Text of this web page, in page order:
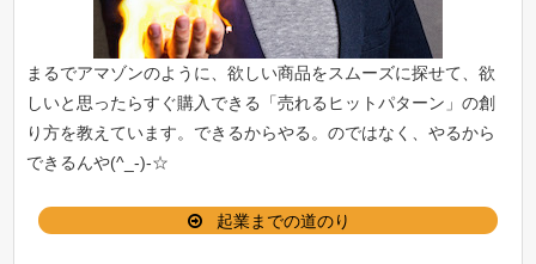
まるでアマゾンのように、欲しい商品をスムーズに探せて、欲
しいと思ったらすぐ購入できる「売れるヒットパターン 」の創
り方を教えています。できるからやる。のではなく、やるから
できるんや(^_-)-☆
起業までの道のり